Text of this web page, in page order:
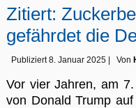
Zitiert:
gefährdet die
Publiziert 8. Januar 2025 Von
Vor vier Jahren, am
von Donald Trump